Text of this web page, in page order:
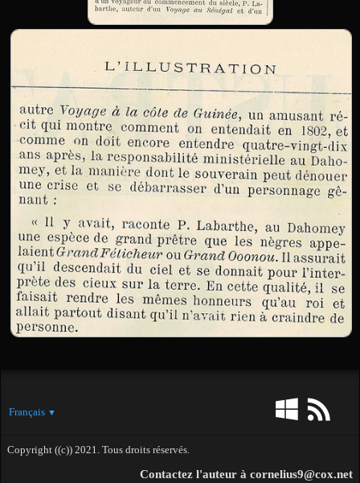
Français ▼
Copyright ((c)) 2021. Tous droits réservés.
Contactez l'auteur à cornelius9@cox.net